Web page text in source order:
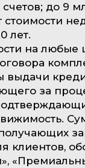
до 9
стоимости
лет.
на любые
выдачи
за
клиентов,